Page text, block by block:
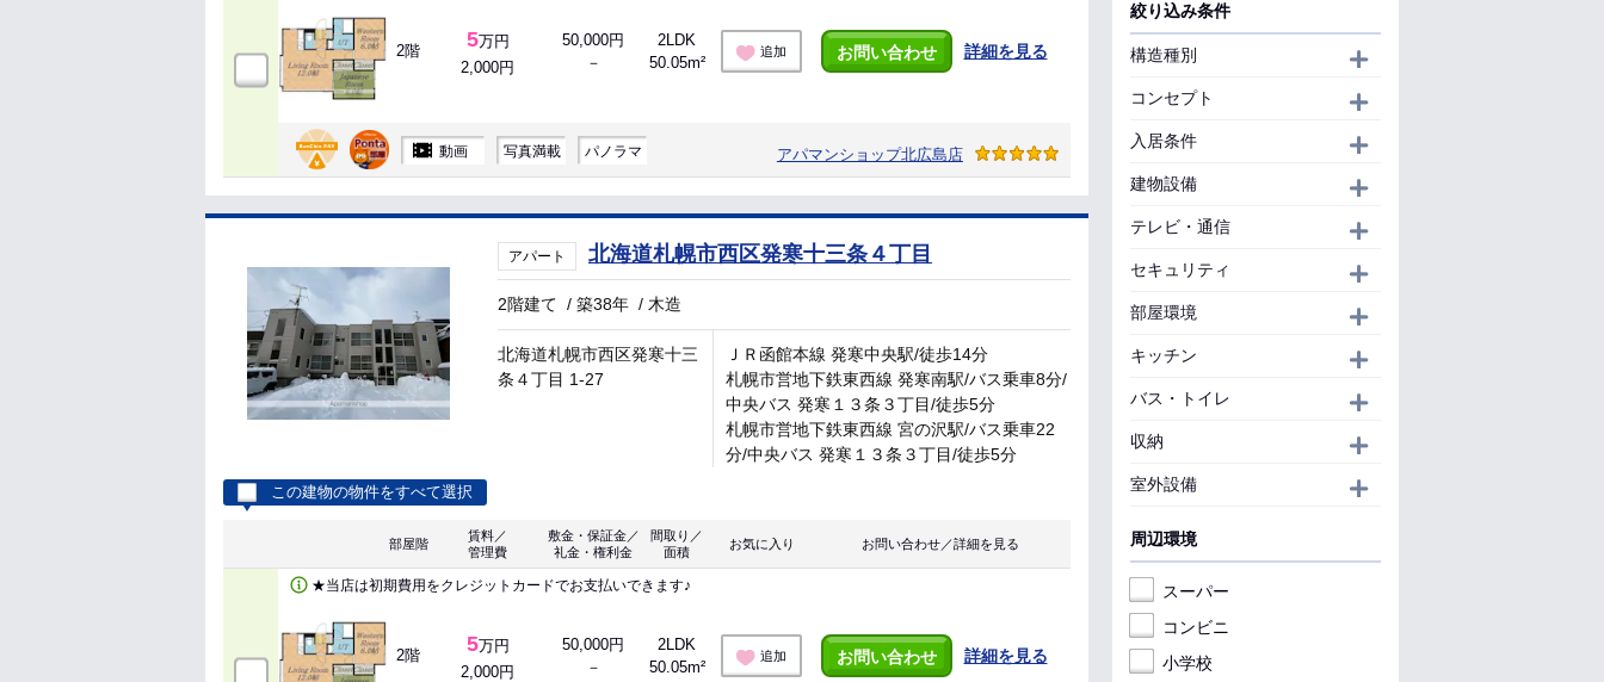
2階 5万円
2,000円
50,000円
－
2LDK
50.05m²
追加 お問い合わせ 詳細を見る
動画 写真満載 パノラマ アパマンショップ北広島店
アパート 北海道札幌市西区発寒十三条４丁目
2階建て /築38年 / 木造
北海道札幌市西区発寒十三
条４丁目 1-27
ＪＲ函館本線 発寒中央駅/徒歩14分
札幌市営地下鉄東西線 発寒南駅/バス乗車8分/
中央バス 発寒１３条３丁目/徒歩5分
札幌市営地下鉄東西線 宮の沢駅/バス乗車22
分/中央バス 発寒１３条３丁目/徒歩5分
この建物の物件をすべて選択
部屋階
賃料／
管理費
敷金・保証金／
礼金・権利金
間取り／
面積
お気に入り お問い合わせ／詳細を見る
★当店は初期費用をクレジットカードでお支払いできます♪
2階 5万円
2,000円
50,000円
－
2LDK
50.05m²
追加 お問い合わせ 詳細を見る
絞り込み条件
構造種別
コンセプト
入居条件
建物設備
テレビ・通信
セキュリティ
部屋環境
キッチン
バス・トイレ
収納
室外設備
周辺環境
スーパー
コンビニ
小学校